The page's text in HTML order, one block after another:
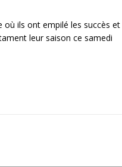
où ils ont empilé les succès et
leur saison ce samedi